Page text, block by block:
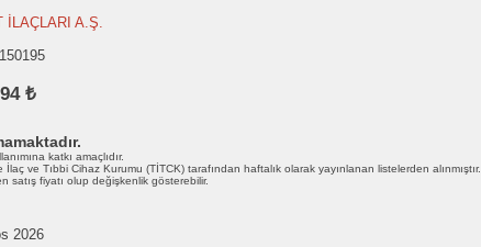
İLAÇLARI A.Ş.
₺
katkı amaçlıdır.
İlaç ve Tıbbi Cihaz Kurumu (TİTCK) tarafından haftalık olarak yayınlanan listelerden alınmıştır.
satış fiyatı olup değişkenlik gösterebilir.
2026